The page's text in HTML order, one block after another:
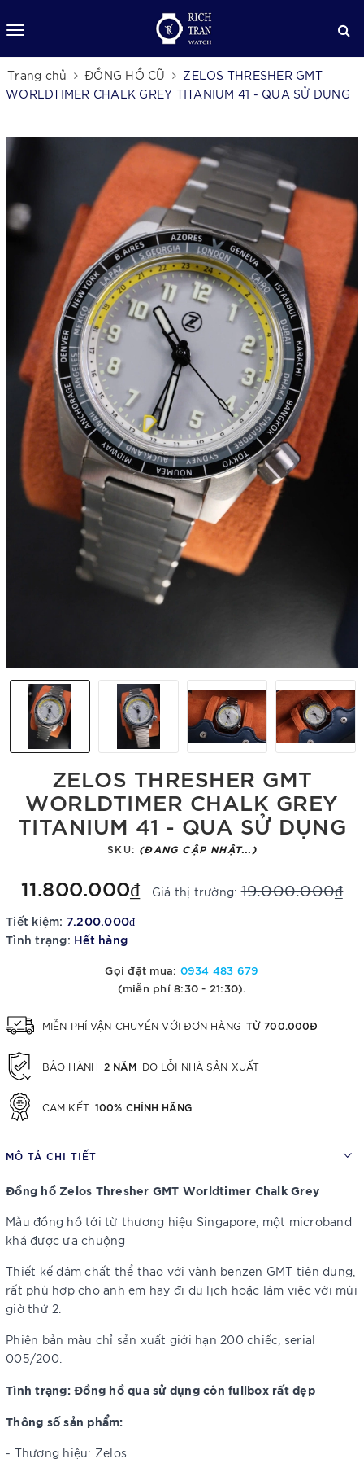
Trang chủ ĐỒNG HỒ CŨ
ZELOS THRESHER GMT
WORLDTIMER CHALK GREY TITANIUM 41 - QUA SỬ DỤNG
ZELOS THRESHER GMT
WORLDTIMER CHALK GREY
TITANIUM 41 - QUA SỬ DỤNG
SKU: (ĐANG CẬP NHẬT...)
11.800.000₫ Giá thị trường:19.000.000₫
Tiết kiệm: 7.200.000₫
Tình trạng: Hết hàng
Gọi đặt mua: 0934 483 679
(miễn phí 8:30 - 21:30).
MIỄN PHÍ VẬN CHUYỂN VỚI ĐƠN HÀNG TỪ 700.000Đ
BẢO HÀNH 2 NĂM DO LỖI NHÀ SẢN XUẤT
CAM KẾT 100% CHÍNH HÃNG
MÔ TẢ CHI TIẾT
Đồng hồ Zelos Thresher GMT Worldtimer Chalk Grey
Mẫu đồng hồ tới từ thương hiệu Singapore, một microband
khá được ưa chuộng
Thiết kế đậm chất thể thao với vành benzen GMT tiện dụng,
rất phù hợp cho anh em hay đi du lịch hoặc làm việc với múi
giờ thứ 2.
Phiên bản màu chỉ sản xuất giới hạn 200 chiếc, serial
005/200.
Tình trạng: Đồng hồ qua sử dụng còn fullbox rất đẹp
Thông số sản phẩm:
- Thương hiệu: Zelos